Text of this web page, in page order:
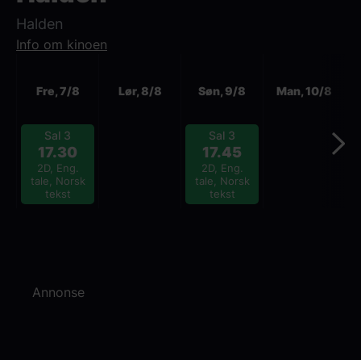
Halden
Info om kinoen
Fre, 7/8
Sal 3
17.30
2D, Eng.
tale, Norsk
tekst
Lør, 8/8 Søn, 9/8
Sal 3
17.45
2D, Eng.
tale, Norsk
tekst
Man, 10/8
Annonse